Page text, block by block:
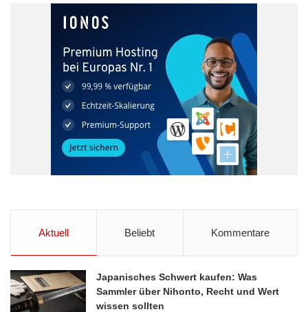
Quelle: IVS Zeit + Sicherheit GmbH
Deutsches Haus in Rio
ISGUS Unternehmensgruppe IVS Team
IVS Zeit + Sicherheit Sicherheitskonzept
Sicherheitslösungen
Aktuell Beliebt Kommentare
Japanisches Schwert kaufen: Was
Sammler über Nihonto, Recht und Wert
wissen sollten